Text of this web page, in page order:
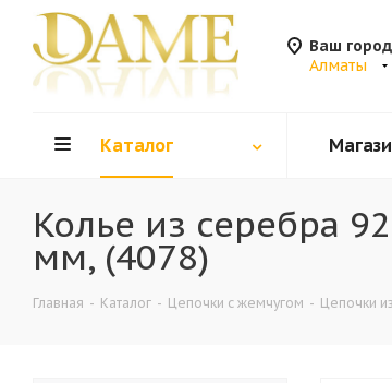
Ваш город
Алматы
Каталог
Колье из серебра
мм, (4078)
Главная - Каталог - Цепочки с жемчугом - Цепочки